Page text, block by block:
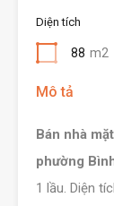
Diện tích
88 m2
Mô tả
Bán nhà
phường
1 lầu. Diện